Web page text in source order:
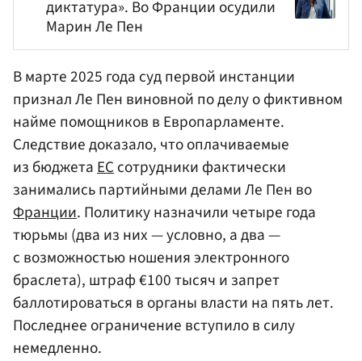
диктатура». Во Франции осудили
Марин Ле Пен
В марте 2025 года суд первой инстанции
признал Ле Пен виновной по делу о фиктивном
найме помощников в Европарламенте.
Следствие доказало, что оплачиваемые
из бюджетаЕСсотрудники фактически
занимались партийными делами Ле Пен во
Франции. Политику назначили четыре года
тюрьмы (два из них — условно, а два —
с возможностью ношения электронного
браслета), штраф €100 тысяч и запрет
баллотироваться в органы власти на пять лет.
Последнее ограничение вступило в силу
немедленно.